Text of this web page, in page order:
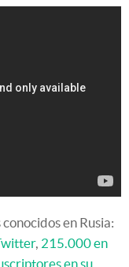
conocidos en Rusia:
, 215.000 en
en su